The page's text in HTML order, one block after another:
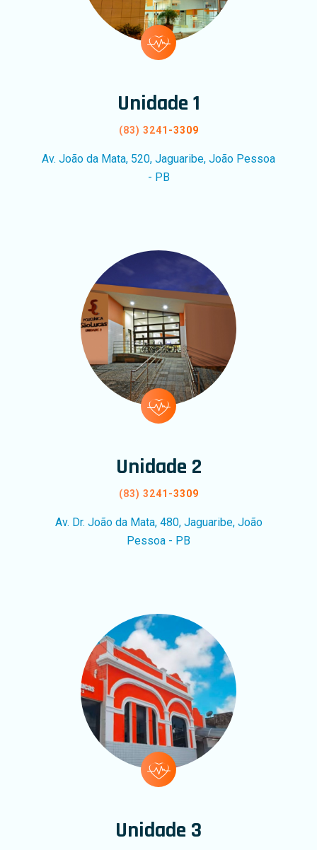
Unidade 1
(83) 3241-3309
Av. João da Mata, 520, Jaguaribe, João Pessoa
- PB
Unidade 2
(83) 3241-3309
Av. Dr. João da Mata, 480, Jaguaribe, João
Pessoa - PB
Unidade 3